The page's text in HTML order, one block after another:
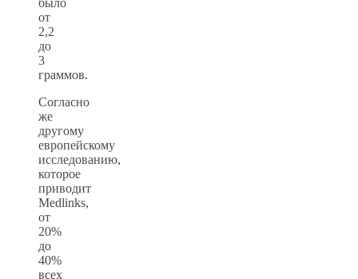
от
2,2
до
3
граммов.
Согласно
же
другому
европейскому
исследованию,
которое
приводит
Medlinks,
от
20%
до
40%
всех